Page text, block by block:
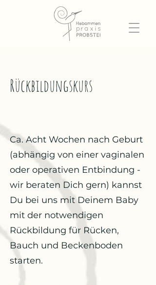
Rückbildungskurs
Ca. Acht Wochen nach Geburt
(abhängig von einer vaginalen
oder operativen Entbindung -
wir beraten Dich gern) kannst
Du bei uns mit Deinem Baby
mit der notwendigen
Rückbildung für Rücken,
Bauch und Beckenboden
starten.